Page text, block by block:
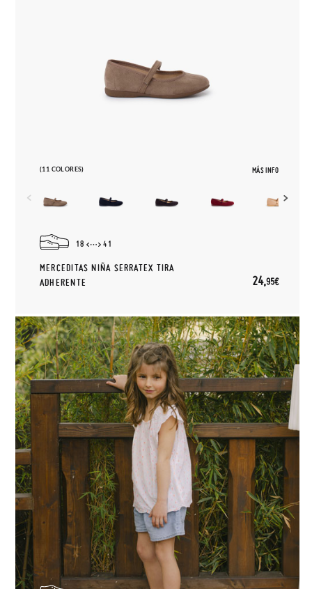
(11 COLORES) MÁS INFO
18 41
MERCEDITAS NIÑA SERRATEX TIRA
ADHERENTE
24,95€